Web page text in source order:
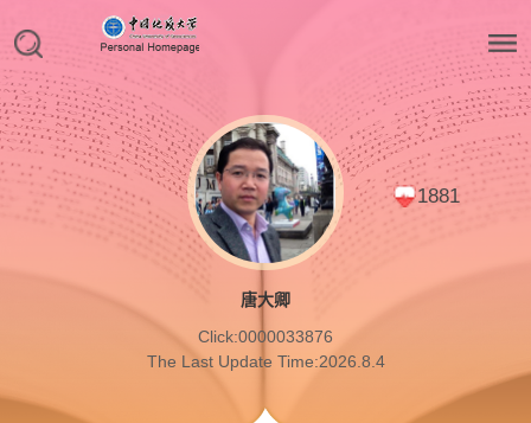
1881
唐大卿
Click:0000033876
The Last Update Time:2026.8.4